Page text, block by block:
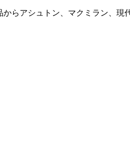
らアシュトン、マクミラン、